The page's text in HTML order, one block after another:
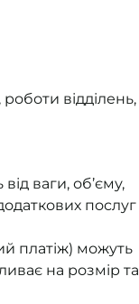
відділень,
ваги, об’єму,
послуг
платіж) можуть
на розмір та